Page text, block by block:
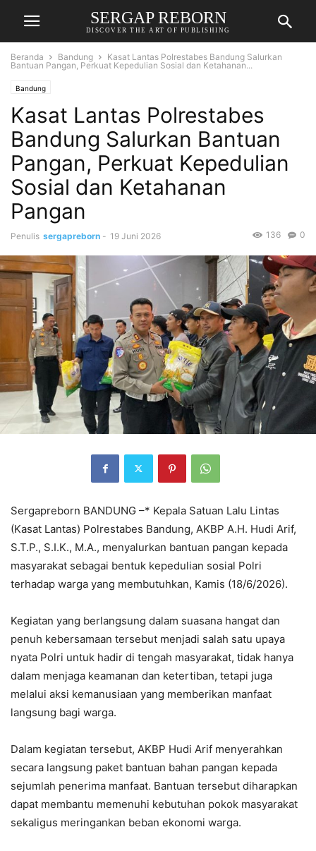
SERGAP REBORN
DISCOVER THE ART OF PUBLISHING
Beranda Bandung
Kasat Lantas Polrestabes Bandung Salurkan
Bantuan Pangan, Perkuat Kepedulian Sosial dan Ketahanan...
Bandung
Kasat Lantas Polrestabes
Bandung Salurkan Bantuan
Pangan, Perkuat Kepedulian
Sosial dan Ketahanan
Pangan
Penulis sergapreborn - 19 Juni 2026 0
136
Sergapreborn BANDUNG –* Kepala Satuan Lalu Lintas
(Kasat Lantas) Polrestabes Bandung, AKBP A.H. Hudi Arif,
S.T.P., S.I.K., M.A., menyalurkan bantuan pangan kepada
masyarakat sebagai bentuk kepedulian sosial Polri
terhadap warga yang membutuhkan, Kamis (18/6/2026).
Kegiatan yang berlangsung dalam suasana hangat dan
penuh kebersamaan tersebut menjadi salah satu upaya
nyata Polri untuk hadir di tengah masyarakat, tidak hanya
dalam menjaga keamanan dan ketertiban, tetapi juga
melalui aksi kemanusiaan yang memberikan manfaat
langsung bagi warga.
Dalam kegiatan tersebut, AKBP Hudi Arif menyerahkan
secara langsung paket bantuan bahan pangan kepada
sejumlah penerima manfaat. Bantuan tersebut diharapkan
dapat membantu memenuhi kebutuhan pokok masyarakat
sekaligus meringankan beban ekonomi warga.